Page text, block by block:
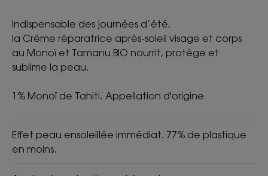
Indispensable des journées d’été,
la Crème réparatrice après-soleil visage et corps
au Monoï et Tamanu BIO nourrit, protège et
sublime la peau.
1% Monoï de Tahiti. Appellation d'origine
Effet peau ensoleillée immédiat. 77% de plastique
en moins.